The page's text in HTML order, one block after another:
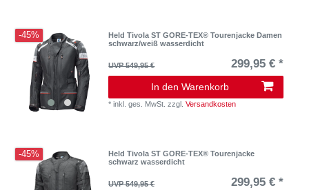
-45%
Held Tivola ST GORE-TEX® Tourenjacke Damen
schwarz/weiß wasserdicht
UVP 549,95 € 299,95 € *
In den Warenkorb
*inkl. ges. MwSt. zzgl.Versandkosten
-45%
Held Tivola ST GORE-TEX® Tourenjacke
schwarz wasserdicht
UVP 549,95 € 299,95 € *